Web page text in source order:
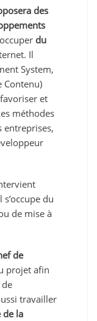
des
du
Il
System,
Contenu)
et
méthodes
entreprises,
s’occupe du
de mise à
de
projet afin
de
travailler
de la